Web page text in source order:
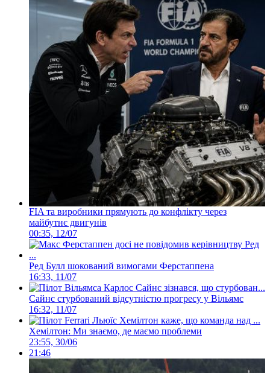
FIA та виробники прямують до конфлікту через
майбутнє двигунів
00:35, 12/07
Ред Булл шокований вимогами Ферстаппена
16:33, 11/07
Сайнс стурбований відсутністю прогресу у Вільямс
16:32, 11/07
Хемілтон: Ми знаємо, де маємо проблеми
23:55, 30/06
21:46